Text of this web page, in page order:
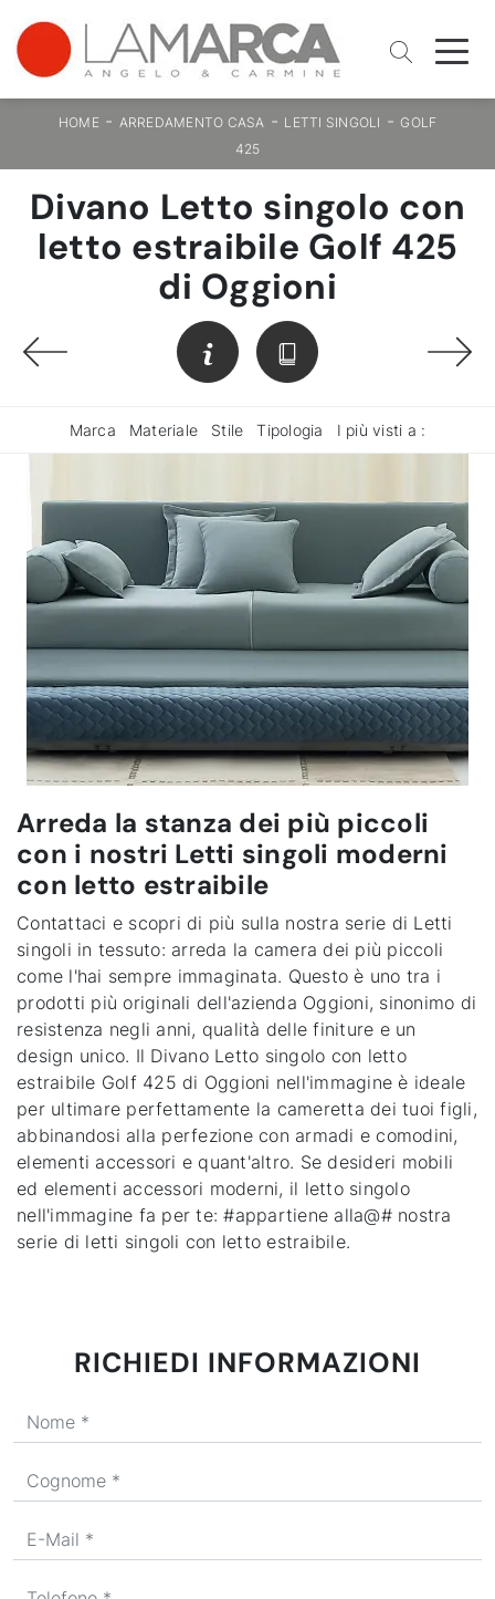
HOME- ARREDAMENTO CASA - LETTI SINGOLI -GOLF
425
Divano Letto singolo con
letto estraibile Golf 425
di Oggioni
Marca Materiale Stile Tipologia I più visti a :
Arreda la stanza dei più piccoli
con i nostri Letti singoli moderni
con letto estraibile
Contattaci e scopri di più sulla nostra serie di Letti
singoli in tessuto: arreda la camera dei più piccoli
come l'hai sempre immaginata. Questo è uno tra i
prodotti più originali dell'azienda Oggioni, sinonimo di
resistenza negli anni, qualità delle finiture e un
design unico. Il Divano Letto singolo con letto
estraibile Golf 425 di Oggioni nell'immagine è ideale
per ultimare perfettamente la cameretta dei tuoi figli,
abbinandosi alla perfezione con armadi e comodini,
elementi accessori e quant'altro. Se desideri mobili
ed elementi accessori moderni, il letto singolo
nell'immagine fa per te: #appartiene alla@# nostra
serie di letti singoli con letto estraibile.
RICHIEDI INFORMAZIONI